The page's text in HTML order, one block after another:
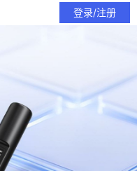
登录/注册